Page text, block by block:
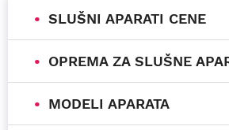
SLUŠNI APARATI CENE
OPREMA ZA SLUŠNE
MODELI APARATA